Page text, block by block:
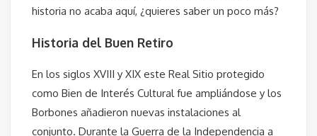
historia no acaba aquí, ¿quieres saber un poco más?
Historia del Buen Retiro
En los siglos XVIII y XIX este Real Sitio protegido
como Bien de Interés Cultural fue ampliándose y los
Borbones añadieron nuevas instalaciones al
conjunto. Durante la Guerra de la Independencia a